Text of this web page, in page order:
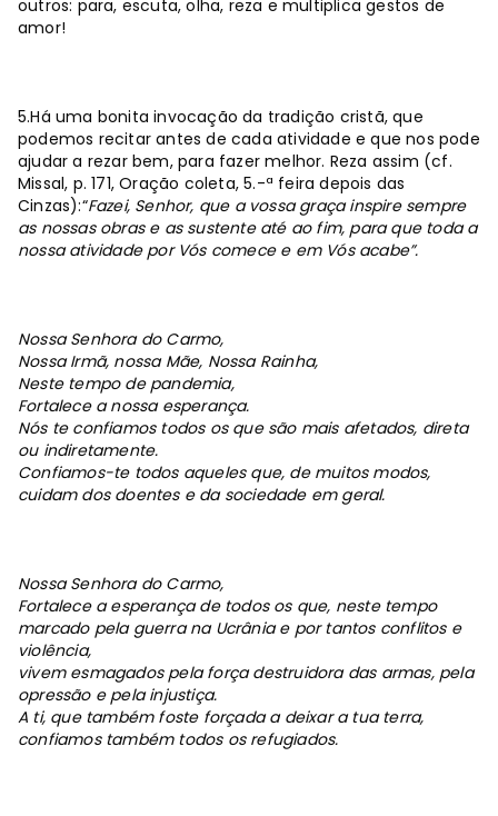
outros: para, escuta, olha, reza e multiplica gestos de
amor!
5.Há uma bonita invocação da tradição cristã, que
podemos recitar antes de cada atividade e que nos pode
ajudar a rezar bem, para fazer melhor. Reza assim (cf.
Missal, p. 171, Oração coleta, 5.-ª feira depois das
Cinzas):“Fazei, Senhor, que a vossa graça inspire sempre
as nossas obras e as sustente até ao fim, para que toda a
nossa atividade por Vós comece e em Vós acabe”.
Nossa Senhora do Carmo,
Nossa Irmã, nossa Mãe, Nossa Rainha,
Neste tempo de pandemia,
Fortalece a nossa esperança.
Nós te confiamos todos os que são mais afetados, direta
ou indiretamente.
Confiamos-te todos aqueles que, de muitos modos,
cuidam dos doentes e da sociedade em geral.
Nossa Senhora do Carmo,
Fortalece a esperança de todos os que, neste tempo
marcado pela guerra na Ucrânia e por tantos conflitos e
violência,
vivem esmagados pela força destruidora das armas, pela
opressão e pela injustiça.
A ti, que também foste forçada a deixar a tua terra,
confiamos também todos os refugiados.